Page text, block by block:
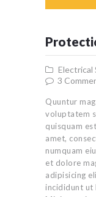
Electrical
3
Quuntur
voluptatem
quisquam
amet,
numquam
et dolore
adipisicing
incididunt ut